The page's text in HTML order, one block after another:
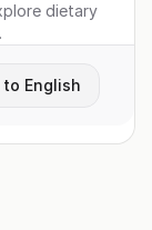
dietary
English